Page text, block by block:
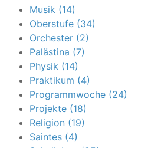
Musik (14)
Oberstufe (34)
Orchester (2)
Palästina (7)
Physik (14)
Praktikum (4)
Programmwoche (24)
Projekte (18)
Religion (19)
Saintes (4)